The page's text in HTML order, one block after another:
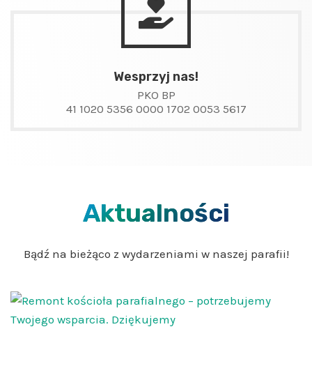
Wesprzyj nas!
PKO BP
41 1020 5356 0000 1702 0053 5617
Aktualności
Bądź na bieżąco z wydarzeniami w naszej parafii!